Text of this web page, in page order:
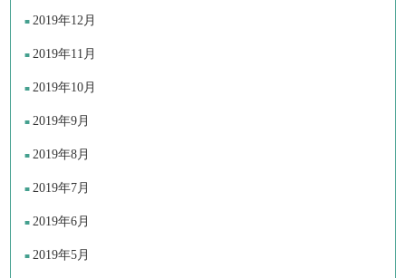
2019年12月
2019年11月
2019年10月
2019年9月
2019年8月
2019年7月
2019年6月
2019年5月